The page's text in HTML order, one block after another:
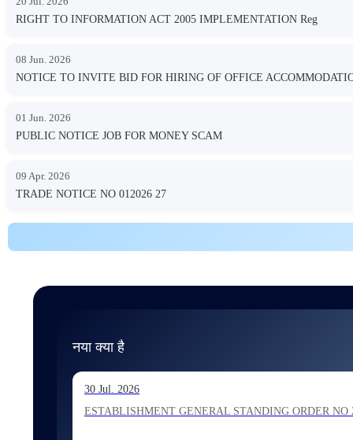
RIGHT TO INFORMATION ACT 2005 IMPLEMENTATION Reg
08 Jun. 2026
NOTICE TO INVITE BID FOR HIRING OF OFFICE
01 Jun. 2026
PUBLIC NOTICE JOB FOR MONEY SCAM
09 Apr. 2026
TRADE NOTICE NO 012026 27
नया क्या है
30 Jul. 2026
ESTABLISHMENT GENERAL STANDING ORDER NO